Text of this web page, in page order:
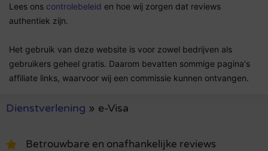
Lees ons controlebeleid en hoe wij zorgen dat reviews
authentiek zijn.
Het gebruik van deze website is voor zowel bedrijven als
gebruikers geheel gratis. Daarom bevatten sommige pagina's
affiliate links, waarvoor wij een commissie kunnen ontvangen.
Dienstverlening » e-Visa
Betrouwbare en onafhankelijke reviews